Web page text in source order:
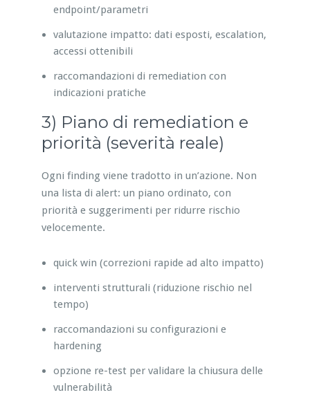
endpoint/parametri
valutazione impatto: dati esposti, escalation,
accessi ottenibili
raccomandazioni di remediation con
indicazioni pratiche
3) Piano di remediation e
priorità (severità reale)
Ogni finding viene tradotto in un’azione. Non
una lista di alert: un piano ordinato, con
priorità e suggerimenti per ridurre rischio
velocemente.
quick win (correzioni rapide ad alto impatto)
interventi strutturali (riduzione rischio nel
tempo)
raccomandazioni su configurazioni e
hardening
opzione re-test per validare la chiusura delle
vulnerabilità